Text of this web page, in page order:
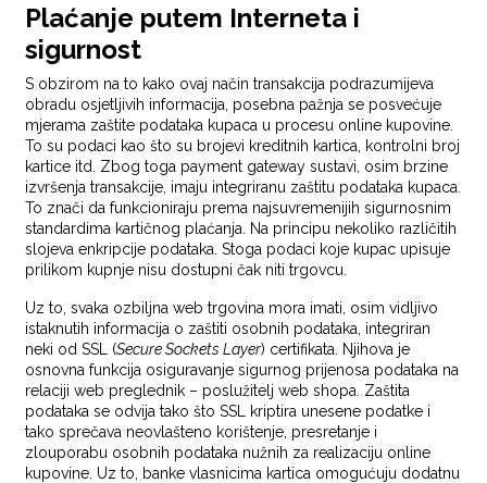
Plaćanje putem Interneta i
sigurnost
S obzirom na to kako ovaj način transakcija podrazumijeva
obradu osjetljivih informacija, posebna pažnja se posvećuje
mjerama zaštite podataka kupaca u procesu online kupovine.
To su podaci kao što su brojevi kreditnih kartica, kontrolni broj
kartice itd. Zbog toga payment gateway sustavi, osim brzine
izvršenja transakcije, imaju integriranu zaštitu podataka kupaca.
To znači da funkcioniraju prema najsuvremenijih sigurnosnim
standardima kartičnog plaćanja. Na principu nekoliko različitih
slojeva enkripcije podataka. Stoga podaci koje kupac upisuje
prilikom kupnje nisu dostupni čak niti trgovcu.
Uz to, svaka ozbiljna web trgovina mora imati, osim vidljivo
istaknutih informacija o zaštiti osobnih podataka, integriran
neki od SSL (Secure Sockets Layer) certifikata. Njihova je
osnovna funkcija osiguravanje sigurnog prijenosa podataka na
relaciji web preglednik – poslužitelj web shopa. Zaštita
podataka se odvija tako što SSL kriptira unesene podatke i
tako sprečava neovlašteno korištenje, presretanje i
zlouporabu osobnih podataka nužnih za realizaciju online
kupovine. Uz to, banke vlasnicima kartica omogućuju dodatnu